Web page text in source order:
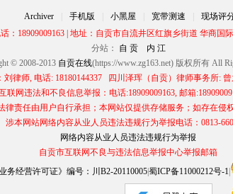
Archiver 手机版 小黑屋 宽带测速 现场评
：18909009163 | 地址：自贡市自流井区红旗乡街道 华商国
分站：
自 贡
内 江
© 2008-2013 自贡在线(https://www.zg163.net) 版权所有 All
刘律师, 电话: 18180144337 四川泽珲（自贡）律师事务所: 曾
联网违法和不良信息举报：电话:18909009163, 邮箱
责任由用户自行承担；本网站仅提供存储服务；如存在侵
涉本网站网络内容从业人员违法违规行为举报电话：0813-
网络内容从业人员违法违规行为举报
自贡市互联网不良与违法信息举报中心举报邮箱
务经营许可证》编号：川B2-20110005|蜀ICP备11000212号-1